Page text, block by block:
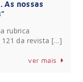
nossas
rubrica
121 da revista […]
ver mais